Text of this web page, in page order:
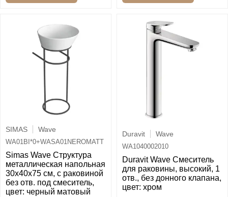
SIMAS Wave
WA01BI*0+WASA01NEROMATT
Simas Wave Структура
металлическая напольная
30х40х75 см, с раковиной
без отв. под смеситель,
цвет: черный матовый
Duravit Wave
WA1040002010
Duravit Wave Смеситель
для раковины, высокий, 1
отв., без донного клапана,
цвет: хром